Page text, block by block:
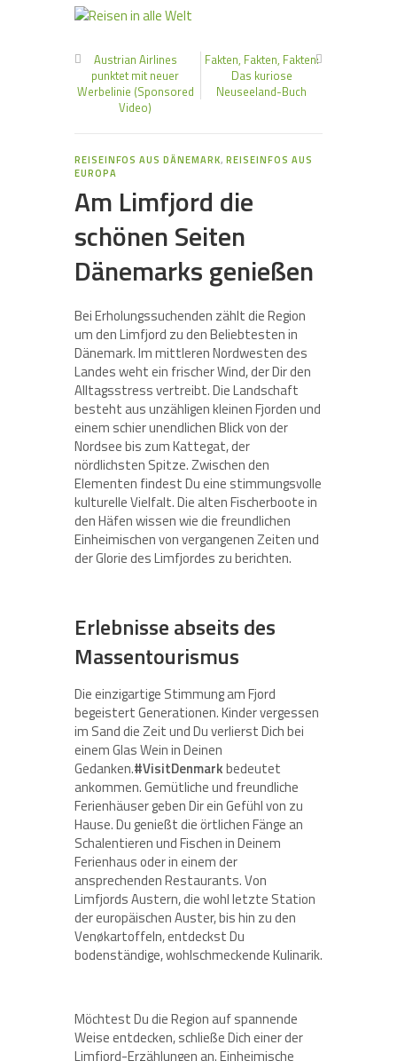
Austrian Airlines
punktet mit neuer
Werbelinie (Sponsored
Video)
Fakten, Fakten, Fakten:
Das kuriose
Neuseeland-Buch
REISEINFOS AUS DÄNEMARK,REISEINFOS AUS
EUROPA
Am Limfjord die
schönen Seiten
Dänemarks genießen
Bei Erholungssuchenden zählt die Region
um den Limfjord zu den Beliebtesten in
Dänemark. Im mittleren Nordwesten des
Landes weht ein frischer Wind, der Dir den
Alltagsstress vertreibt. Die Landschaft
besteht aus unzähligen kleinen Fjorden und
einem schier unendlichen Blick von der
Nordsee bis zum Kattegat, der
nördlichsten Spitze. Zwischen den
Elementen findest Du eine stimmungsvolle
kulturelle Vielfalt. Die alten Fischerboote in
den Häfen wissen wie die freundlichen
Einheimischen von vergangenen Zeiten und
der Glorie des Limfjordes zu berichten.
Erlebnisse abseits des
Massentourismus
Die einzigartige Stimmung am Fjord
begeistert Generationen. Kinder vergessen
im Sand die Zeit und Du verlierst Dich bei
einem Glas Wein in Deinen
Gedanken.#VisitDenmarkbedeutet
ankommen. Gemütliche und freundliche
Ferienhäuser geben Dir ein Gefühl von zu
Hause. Du genießt die örtlichen Fänge an
Schalentieren und Fischen in Deinem
Ferienhaus oder in einem der
ansprechenden Restaurants. Von
Limfjords Austern, die wohl letzte Station
der europäischen Auster, bis hin zu den
Venøkartoffeln, entdeckst Du
bodenständige, wohlschmeckende Kulinarik.
Möchtest Du die Region auf spannende
Weise entdecken, schließe Dich einer der
Limfjord-Erzählungen an. Einheimische